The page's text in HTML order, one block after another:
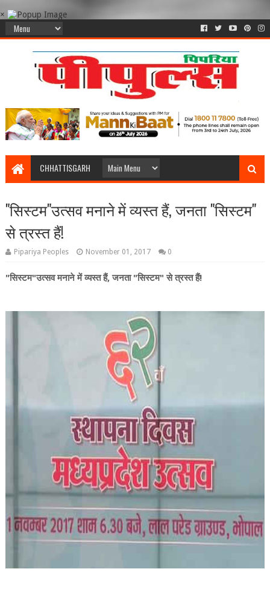
×
CHHATTISGARH
"सिस्टम"उत्सव मनाने में व्यस्त हैं, जनता "सिस्टम"
से त्रस्त हैं!
Pipariya Peoples November 01, 2017 0
"सिस्टम"उत्सव मनाने में व्यस्त हैं, जनता "सिस्टम" से त्रस्त हैं!